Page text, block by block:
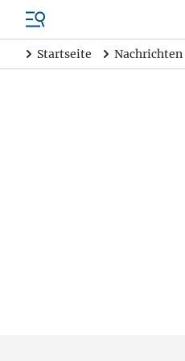
Startseite Nachrichten